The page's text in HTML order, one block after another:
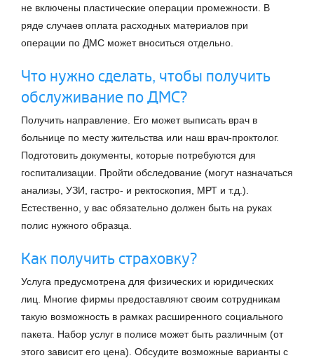
не включены пластические операции промежности. В
ряде случаев оплата расходных материалов при
операции по ДМС может вноситься отдельно.
Что нужно сделать, чтобы получить
обслуживание по ДМС?
Получить направление. Его может выписать врач в
больнице по месту жительства или наш врач-проктолог.
Подготовить документы, которые потребуются для
госпитализации. Пройти обследование (могут назначаться
анализы, УЗИ, гастро- и ректоскопия, МРТ и т.д.).
Естественно, у вас обязательно должен быть на руках
полис нужного образца.
Как получить страховку?
Услуга предусмотрена для физических и юридических
лиц. Многие фирмы предоставляют своим сотрудникам
такую возможность в рамках расширенного социального
пакета. Набор услуг в полисе может быть различным (от
этого зависит его цена). Обсудите возможные варианты с